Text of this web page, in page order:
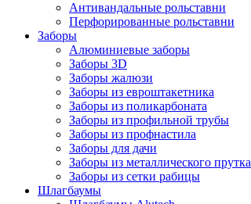
Антивандальные рольставни
Перфорированные рольставни
Заборы
Алюминиевые заборы
Заборы 3D
Заборы жалюзи
Заборы из евроштакетника
Заборы из поликарбоната
Заборы из профильной трубы
Заборы из профнастила
Заборы для дачи
Заборы из металлического прутка
Заборы из сетки рабицы
Шлагбаумы